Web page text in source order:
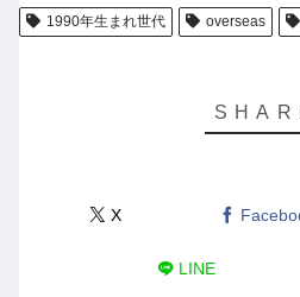
1990年生まれ世代 overseas
X
LINE